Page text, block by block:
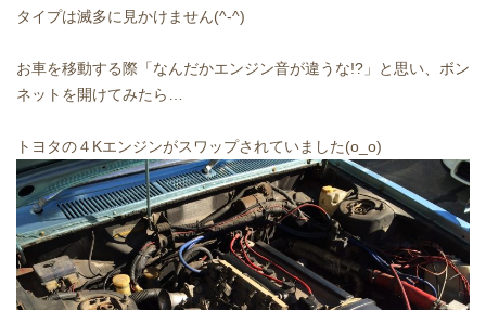
タイプは滅多に見かけません(^-^)
お車を移動する際「なんだかエンジン音が違うな!?」と思い、ボン
ネットを開けてみたら…
トヨタの４Kエンジンがスワップされていました(o_o)